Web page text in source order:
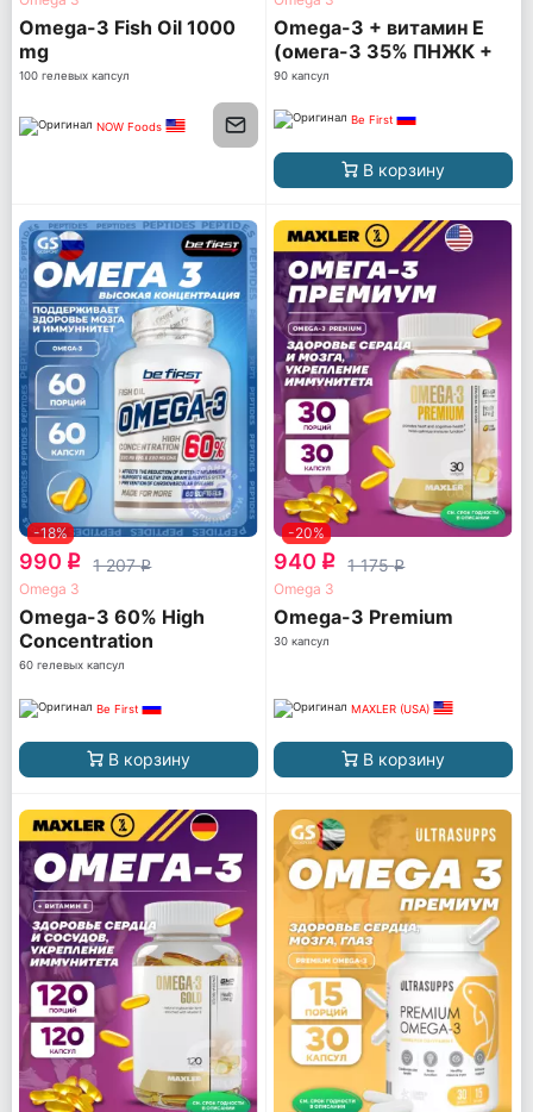
Omega-3 Fish Oil 1000
mg
100 гелевых капсул
NOW Foods
Omega-3 + витамин Е
(омега-3 35% ПНЖК +
витамин Е)
90 капсул
Be First
В корзину
-18%
990 q 1 207q
Omega 3
Omega-3 60% High
Concentration
60 гелевых капсул
Be First
В корзину
-20%
940 q 1 175q
Omega 3
Omega-3 Premium
30 капсул
MAXLER (USA)
В корзину